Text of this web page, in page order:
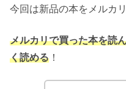
今回は新品の本をメルカ
メルカリで買った本を読
く読める ！